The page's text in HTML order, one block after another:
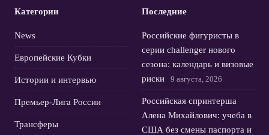
Категории
News
Европейские Кубки
Истории и интервью
Премьер-Лига России
Трансферы
Последние
Российские фигуристы в
серии challenger нового
сезона: календарь и визовые
риски
9 августа, 2026
Российская спринтерша
Алена Михайлович: учеба в
США без смены паспорта и